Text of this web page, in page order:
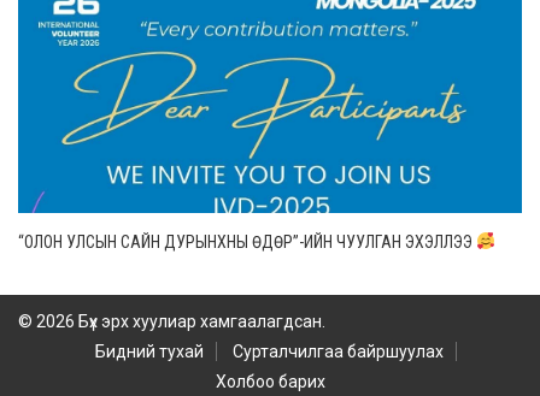
“ОЛОН УЛСЫН САЙН ДУРЫНХНЫ ӨДӨР”-ИЙН ЧУУЛГАН ЭХЭЛЛЭЭ
© 2026 Бүх эрх хуулиар хамгаалагдсан.
Бидний тухай
Сурталчилгаа байршуулах
Холбоо барих